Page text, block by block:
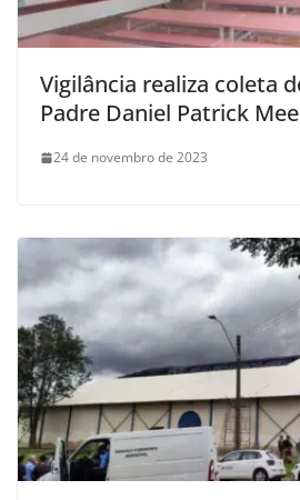
Vigilância realiza coleta
Padre Daniel Patrick
24 de novembro de 2023